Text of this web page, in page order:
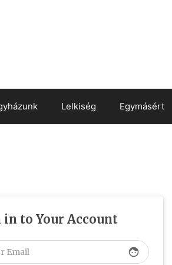
Lelkiség Egymásért
in to Your Account
face